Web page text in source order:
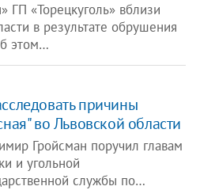
ГП «Торецкуголь» вблизи
в результате обрушения
этом…
причины
во Львовской области
Гройсман поручил главам
и угольной
службы по…